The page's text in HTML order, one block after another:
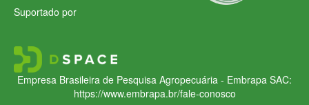
Suportado por
Empresa Brasileira de Pesquisa Agropecuária - Embrapa SAC:
https://www.embrapa.br/fale-conosco